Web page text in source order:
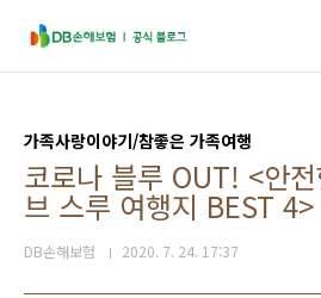
가족사랑이야기/참좋은 가족여행
코로나 블루 OUT! <안
브 스루 여행지 BEST 4>
DB손해보험 2020. 7. 24. 17:37